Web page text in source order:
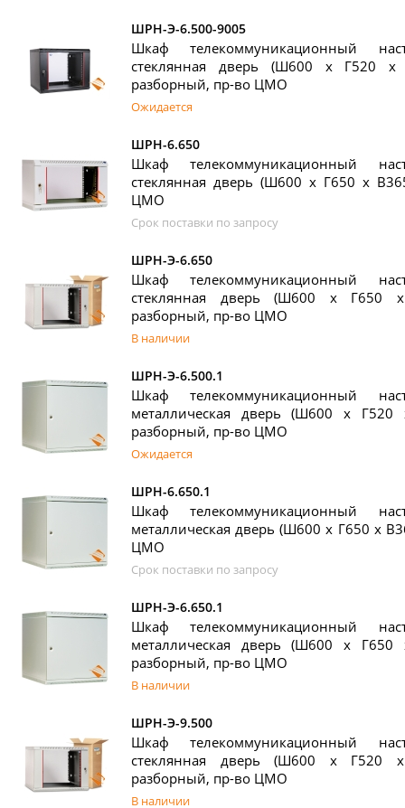
ШРН-Э-6.500-9005
Шкаф телекоммуникационный
стеклянная дверь (Ш600 х Г520
разборный, пр-во ЦМО
Ожидается
ШРН-6.650
Шкаф телекоммуникационный
стеклянная дверь (Ш600 х Г650 х
ЦМО
Срок поставки по запросу
ШРН-Э-6.650
Шкаф телекоммуникационный
стеклянная дверь (Ш600 х Г650
разборный, пр-во ЦМО
В наличии
ШРН-Э-6.500.1
Шкаф телекоммуникационный
металлическая дверь (Ш600 х
разборный, пр-во ЦМО
Ожидается
ШРН-6.650.1
Шкаф телекоммуникационный
металлическая дверь (Ш600 х Г650 х
ЦМО
Срок поставки по запросу
ШРН-Э-6.650.1
Шкаф телекоммуникационный
металлическая дверь (Ш600 х
разборный, пр-во ЦМО
В наличии
ШРН-Э-9.500
Шкаф телекоммуникационный
стеклянная дверь (Ш600 х Г520
разборный, пр-во ЦМО
В наличии